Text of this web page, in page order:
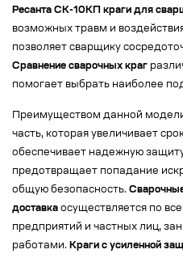
Ресанта СК-10КП краги для
возможных травм и
позволяет сварщику
Сравнение сварочных краг
помогает выбрать наиболее
Преимуществом данной
часть, которая увеличивает
обеспечивает надежную
предотвращает попадание
общую безопасность.
доставка осуществляется по
предприятий и частных лиц,
работами. Краги с усиленной